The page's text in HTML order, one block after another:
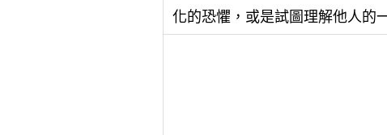
化的恐懼，或是試圖理解他人的